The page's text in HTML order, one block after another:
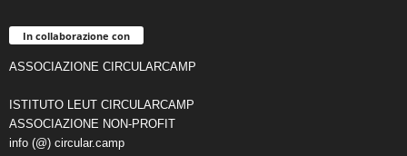
In collaborazione con
ASSOCIAZIONE CIRCULARCAMP
ISTITUTO LEUT CIRCULARCAMP
ASSOCIAZIONE NON-PROFIT
info (@) circular.camp